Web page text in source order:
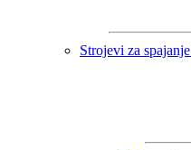
Strojevi za